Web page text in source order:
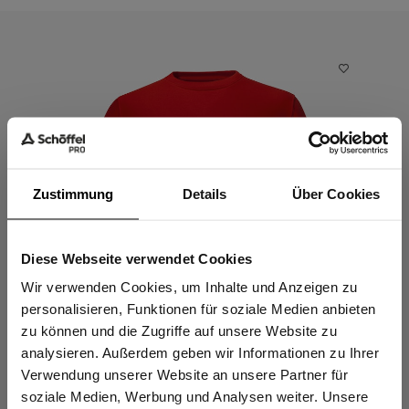
Zustimmung Details Über Cookies
Diese Webseite verwendet Cookies
Wir verwenden Cookies, um Inhalte und Anzeigen zu
personalisieren, Funktionen für soziale Medien anbieten
zu können und die Zugriffe auf unsere Website zu
analysieren. Außerdem geben wir Informationen zu Ihrer
Verwendung unserer Website an unsere Partner für
soziale Medien, Werbung und Analysen weiter. Unsere
Made for work Sweatshirt Unisex
SWEATSHIRT AUS BIO-BAUMWOLLE
Sind Sie
Gewerbetreibender?
Ich bestätige, dass ich Gewerbetreibender bin. Alle
Preise werden netto ausgewiesen.